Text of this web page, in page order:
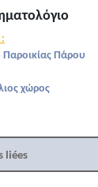
Παροικίας Πάρου
χώρος
liées